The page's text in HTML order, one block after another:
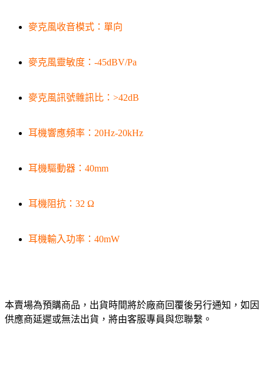
麥克風收音模式：單向
麥克風靈敏度：-45dBV/Pa
麥克風訊號雜訊比：>42dB
耳機響應頻率：20Hz-20kHz
耳機驅動器：40mm
耳機阻抗：32 Ω
耳機輸入功率：40mW
本賣場為預購商品，出貨時間將於廠商回覆後另行通知，如因
供應商延遲或無法出貨，將由客服專員與您聯繫。